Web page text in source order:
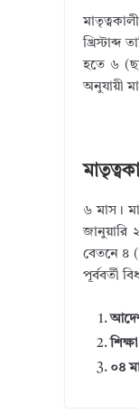
হতে ৬
অনুযায়ী
৬ মাস।
জানুয়ারি
বেতনে ৪
পূর্ববর্তী
০৪